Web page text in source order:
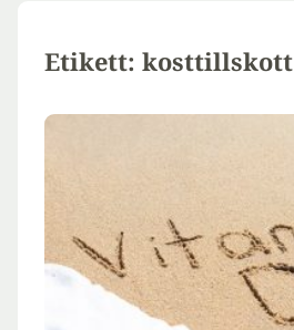
Etikett: kosttillskott